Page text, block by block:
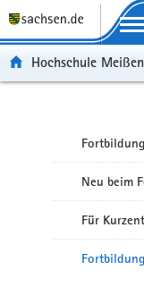
Portalübergreifende
Hochschule
Neu beim
Für